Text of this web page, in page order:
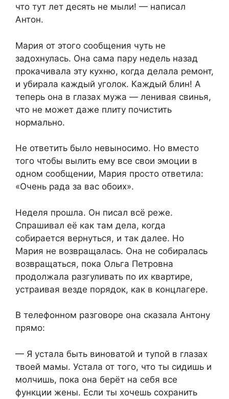
что тут лет десять не мыли! — написал
Антон.
Мария от этого сообщения чуть не
задохнулась. Она сама пару недель назад
прокачивала эту кухню, когда делала ремонт,
и убирала каждый уголок. Каждый блин! А
теперь она в глазах мужа — ленивая свинья,
что не может даже плиту почистить
нормально.
Не ответить было невыносимо. Но вместо
того чтобы вылить ему все свои эмоции в
одном сообщении, Мария просто ответила:
«Очень рада за вас обоих».
Неделя прошла. Он писал всё реже.
Спрашивал её как там дела, когда
собирается вернуться, и так далее. Но
Мария не возвращалась. Она не собиралась
возвращаться, пока Ольга Петровна
продолжала разгуливать по их квартире,
устраивая везде порядок, как в концлагере.
В телефонном разговоре она сказала Антону
прямо:
— Я устала быть виноватой и тупой в глазах
твоей мамы. Устала от того, что ты сидишь и
молчишь, пока она берёт на себя все
функции жены. Если ты хочешь сохранить